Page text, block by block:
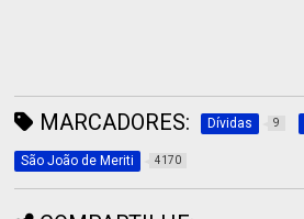
MARCADORES: Dívidas 9
São João de Meriti 4170